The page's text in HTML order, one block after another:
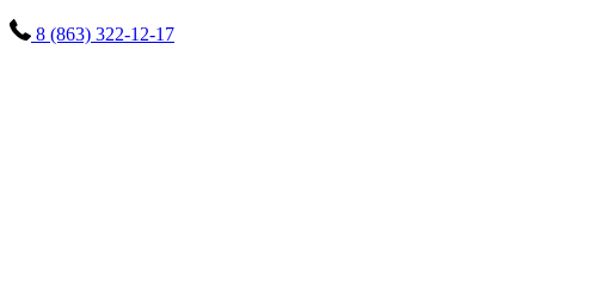
8 (863) 322-12-17